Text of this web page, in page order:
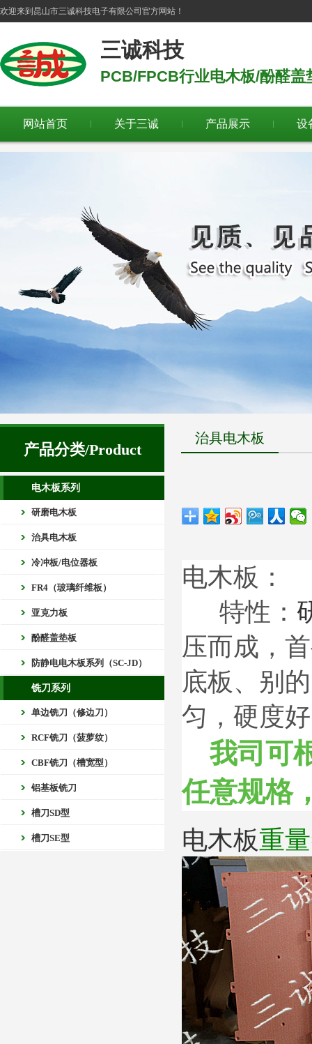
欢迎来到 昆山市三诚科技电子有限公司 官方网站！
三诚科技
PCB/FPCB行业电木板/酚醛盖
网站首页 关于三诚 产品展示 设
产品分类/Product
电木板系列
研磨电木板
治具电木板
冷冲板/电位器板
FR4（玻璃纤维板）
亚克力板
酚醛盖垫板
防静电电木板系列（SC-JD）
铣刀系列
单边铣刀（修边刀）
RCF铣刀（菠萝纹）
CBF铣刀（槽宽型）
铝基板铣刀
槽刀SD型
槽刀SE型
治具电木板
电木板 ：
特性：
压而成，
底板、别
匀，硬度
我司可
任意规格
电木板重